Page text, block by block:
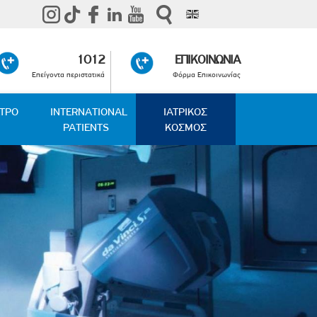
1012
Επείγοντα περιστατικά
ΕΠΙΚΟΙΝΩΝΙΑ
Φόρμα Επικοινωνίας
INTERNATIONAL
PATIENTS
ΙΑΤΡΙΚΟΣ
ΚΟΣΜΟΣ